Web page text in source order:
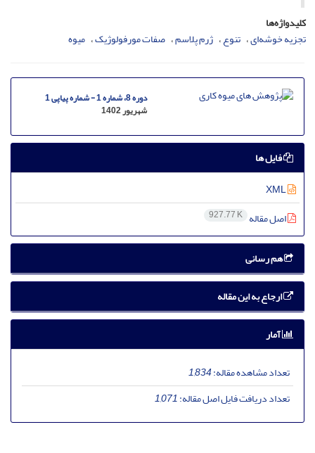
کلیدواژه‌ها
تجزیه خوشه‌ای تنوع ژرم پلاسم صفات مورفولوژیک میوه
دوره 8، شماره 1 - شماره پیاپی 1
شهریور 1402
فایل ها
اصل مقاله 927.77 K
هم رسانی
ارجاع به این مقاله
آمار
تعداد مشاهده مقاله:1,834
تعداد دریافت فایل اصل مقاله:1,071